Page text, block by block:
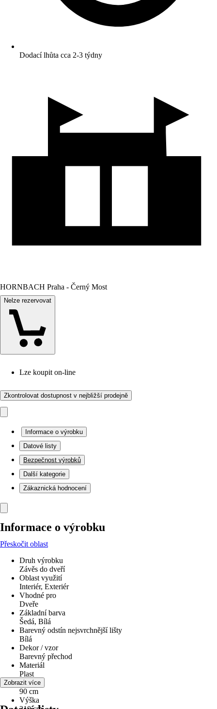
Dodací lhůta cca 2-3 týdny
HORNBACH Praha - Černý Most
Nelze rezervovat
Lze koupit on-line
Zkontrolovat dostupnost v nejbližší prodejně
Informace o výrobku
Datové listy
Bezpečnost výrobků
Další kategorie
Zákaznická hodnocení
Informace o výrobku
Přeskočit oblast
Druh výrobku
Závěs do dveří
Oblast využití
Interiér, Exteriér
Vhodné pro
Dveře
Základní barva
Šedá, Bílá
Barevný odstín nejsvrchnější lišty
Bílá
Dekor / vzor
Barevný přechod
Materiál
Plast
Šířka
90 cm
Výška
Zobrazit více